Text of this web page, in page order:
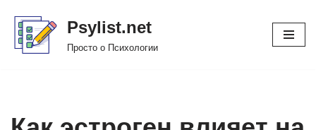
Перейти
Psylist.net
Просто о Психологии